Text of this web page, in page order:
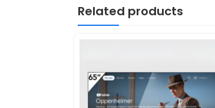
Related products